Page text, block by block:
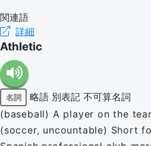
関連語
詳細
Athletic
名詞 略語 別表記 不可算名詞
(baseball) A player on the
(soccer, uncountable) Short